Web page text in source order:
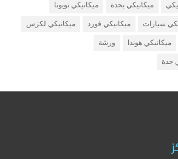
ميكانيكي بجدة ميكانيكي تويوتا
سيارات ميكانيكي فورد ميكانيكي لكزس
ميكانيكي هوندا ورشة
جدة